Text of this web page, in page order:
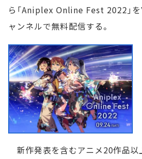
ら「Aniplex Online Fest 2022」
ャンネルで無料配信する。
新作発表を含むアニメ20作品以